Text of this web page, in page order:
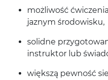
możli­wość
jaznym środowisku,
solidne
instruk­tor lub
więk­szą pewność